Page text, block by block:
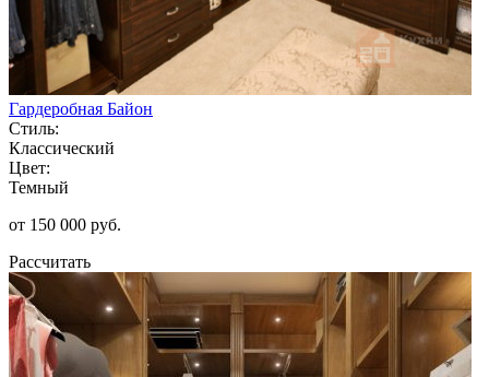
Гардеробная Байон
Стиль:
Классический
Цвет:
Темный
от 150 000 руб.
Рассчитать